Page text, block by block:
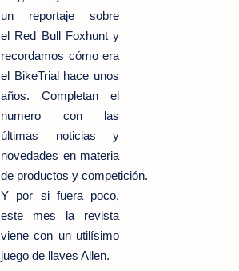
un reportaje sobre
el Red Bull Foxhunt y
recordamos cómo era
el BikeTrial hace unos
años. Completan el
numero con las
últimas noticias y
novedades en materia
de productos y competición.
Y por si fuera poco,
este mes la revista
viene con un utilísimo
juego de llaves Allen.